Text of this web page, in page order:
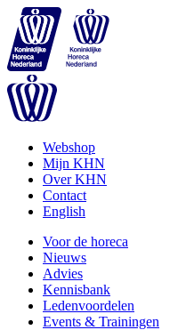
Webshop
Mijn KHN
Over KHN
Contact
English
Voor de horeca
Nieuws
Advies
Kennisbank
Ledenvoordelen
Events & Trainingen